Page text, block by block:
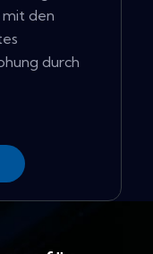
mit den
durch